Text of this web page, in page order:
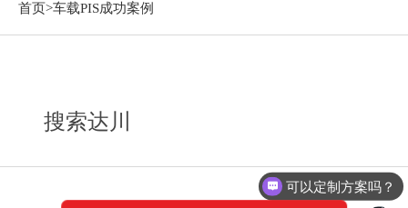
首页>车载PIS成功案例
搜索达川
可以定制方案吗？